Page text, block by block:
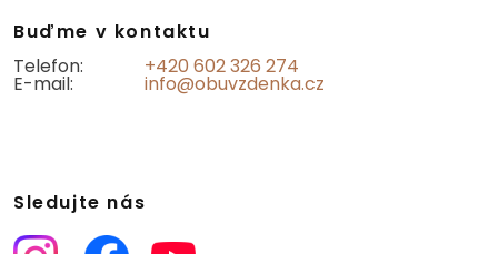
Buďme v kontaktu
Telefon:
+420 602 326 274
E-mail: info@obuvzdenka.cz
Sledujte nás